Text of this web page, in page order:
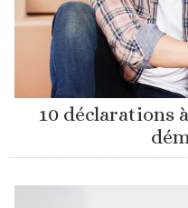
10 déclarations